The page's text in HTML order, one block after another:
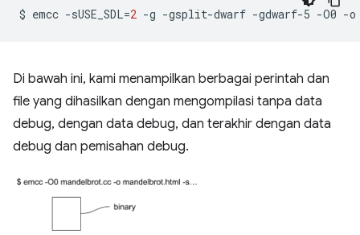
$ emcc -sUSE_SDL=2 -g -gsplit-dwarf -gdwarf-5 -O0 -o
Di bawah ini, kami menampilkan berbagai perintah dan
file yang dihasilkan dengan mengompilasi tanpa data
debug, dengan data debug, dan terakhir dengan data
debug dan pemisahan debug.